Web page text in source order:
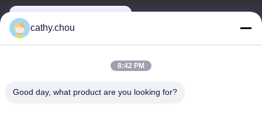
cathy.chou
8:42 PM
Good day, what product are you looking for?